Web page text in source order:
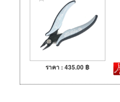
ราคา : 435.00 ฿